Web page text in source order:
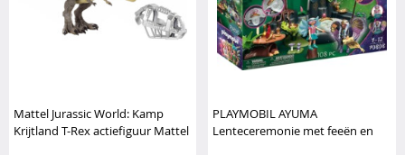
Mattel Jurassic World: Kamp
Krijtland T-Rex actiefiguur Mattel
PLAYMOBIL AYUMA
Lenteceremonie met feeën en